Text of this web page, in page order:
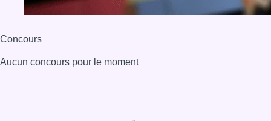
Concours
Aucun concours pour le moment